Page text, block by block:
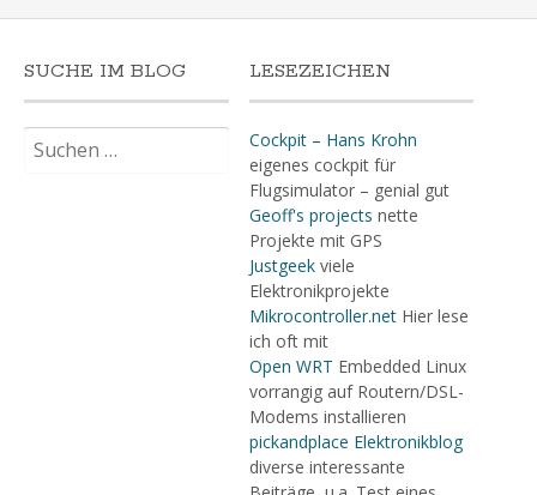
SUCHE IM BLOG
nach:
LESEZEICHEN
Cockpit – Hans Krohn
eigenes cockpit für
Flugsimulator – genial gut
Geoff's projects nette
Projekte mit GPS
Justgeekviele
Elektronikprojekte
Mikrocontroller.netHier lese
ich oft mit
Open WRT Embedded Linux
vorrangig auf Routern/DSL-
Modems installieren
pickandplace Elektronikblog
diverse interessante